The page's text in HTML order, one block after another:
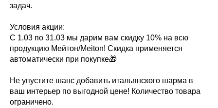
задач.
Условия акции:
С 1.03 по 31.03 мы дарим вам скидку 10% на всю
продукцию Мейтон/Meiton! Скидка применяется
автоматически при покупке🎁
Не упустите шанс добавить итальянского шарма в
ваш интерьер по выгодной цене! Количество товара
ограничено.